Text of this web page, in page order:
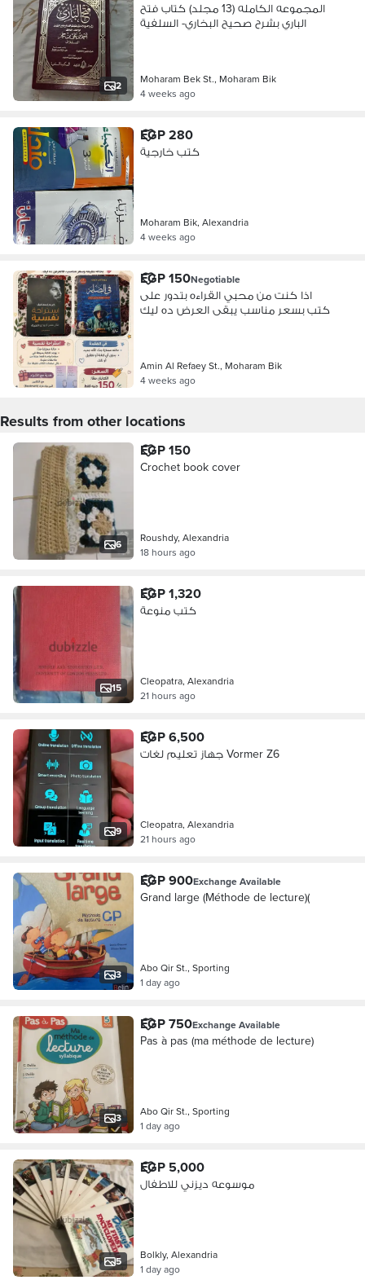
2
المجموعه الكامله (13 مجلد) كتاب فتح
الباري بشرح صحيح البخاري- السلفية
Moharam Bek St., Moharam Bik
4 weeks ago
EGP 280
كتب خارجية
Moharam Bik, Alexandria
4 weeks ago
EGP 150Negotiable
اذا كنت من محبي القراءه بتدور على
كتب بسعر مناسب يبقى العرض ده ليك
Amin Al Refaey St., Moharam Bik
4 weeks ago
Results from other locations
6
EGP 150
Crochet book cover
Roushdy, Alexandria
18 hours ago
15
EGP 1,320
كتب منوعة
Cleopatra, Alexandria
21 hours ago
9
EGP 6,500
جهاز تعليم لغات Vormer Z6
Cleopatra, Alexandria
21 hours ago
3
EGP 900Exchange Available
Grand large (Méthode de lecture)(
Abo Qir St., Sporting
1 day ago
3
EGP 750Exchange Available
Pas à pas (ma méthode de lecture)
Abo Qir St., Sporting
1 day ago
5
EGP 5,000
موسوعه ديزني للاطفال
Bolkly, Alexandria
1 day ago